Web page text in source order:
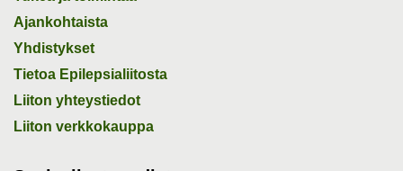
Ajankohtaista
Yhdistykset
Tietoa Epilepsialiitosta
Liiton yhteystiedot
Liiton verkkokauppa